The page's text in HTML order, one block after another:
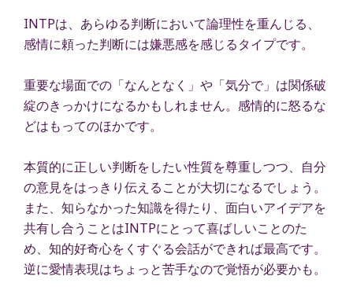
INTPは、あらゆる判断において論理性を重んじる、
感情に頼った判断には嫌悪感を感じるタイプです。
重要な場面での「なんとなく」や「気分で」は関係破
綻のきっかけになるかもしれません。感情的に怒るな
どはもってのほかです。
本質的に正しい判断をしたい性質を尊重しつつ、自分
の意見をはっきり伝えることが大切になるでしょう。
また、知らなかった知識を得たり、面白いアイデアを
共有し合うことはINTPにとって喜ばしいことのた
め、知的好奇心をくすぐる会話ができれば最高です。
逆に愛情表現はちょっと苦手なので覚悟が必要かも。